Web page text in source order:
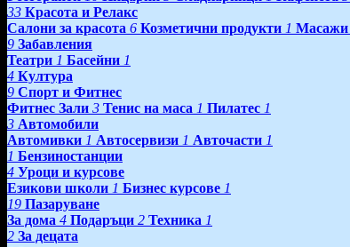
33 Красота и Релакс
Салони за красота 6 Козметични продукти 1 Масажи
9 Забавления
Театри 1 Басейни 1
4 Култура
9 Спорт и Фитнес
Фитнес Зали 3 Тенис на маса 1 Пилатес 1
3 Автомобили
Автомивки 1 Автосервизи 1 Авточасти 1
1 Бензиностанции
4 Уроци и курсове
Езикови школи 1 Бизнес курсове 1
19 Пазаруване
За дома 4 Подаръци 2 Техника 1
2 За децата